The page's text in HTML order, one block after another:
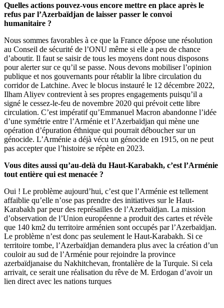
Quelles actions pouvez-vous encore mettre en place après le
refus par l’Azerbaïdjan de laisser passer le convoi
humanitaire ?
Nous sommes favorables à ce que la France dépose une résolution
au Conseil de sécurité de l’ONU même si elle a peu de chance
d’aboutir. Il faut se saisir de tous les moyens dont nous disposons
pour alerter sur ce qu’il se passe. Nous devons mobiliser l’opinion
publique et nos gouvernants pour rétablir la libre circulation du
corridor de Latchine. Avec le blocus instauré le 12 décembre 2022,
Ilham Aliyev contrevient à ses propres engagements puisqu’il a
signé le cessez-le-feu de novembre 2020 qui prévoit cette libre
circulation. C’est impératif qu’Emmanuel Macron abandonne l’idée
d’une symétrie entre l’Arménie et l’Azerbaïdjan qui mène une
opération d’épuration éthnique qui pourrait déboucher sur un
génocide. L’Arménie a déjà vécu un génocide en 1915, on ne peut
pas accepter que l’histoire se répète en 2023.
Vous dites aussi qu’au-delà du Haut-Karabakh, c’est l’Arménie
tout entière qui est menacée ?
Oui ! Le problème aujourd’hui, c’est que l’Arménie est tellement
affaiblie qu’elle n’ose pas prendre des initiatives sur le Haut-
Karabakh par peur des représailles de l’Azerbaïdjan. La mission
d’observation de l’Union européenne a produit des cartes et révèle
que 140 km2 du territoire arménien sont occupés par l’Azerbaïdjan.
Le problème n’est donc pas seulement le Haut-Karabakh. Si ce
territoire tombe, l’Azerbaïdjan demandera plus avec la création d’un
couloir au sud de l’Arménie pour rejoindre la province
azerbaïdjanaise du Nakhitchevan, frontalière de la Turquie. Si cela
arrivait, ce serait une réalisation du rêve de M. Erdogan d’avoir un
lien direct avec les nations turques